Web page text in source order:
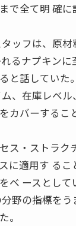
で全て明 確に
ッフは、原
るナプキンに
と話していた。
、在庫レベル
カバーするこ
ス・ストラク
に適用す るこ
ベ ースとし
野の指標を
。